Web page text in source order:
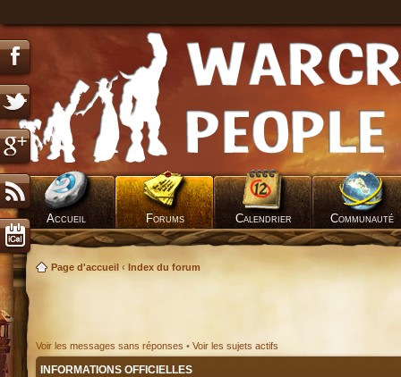
Accueil Forums Calendrier Communauté
Page d'accueil ‹ Index du forum
Voir les messages sans réponses • Voir les sujets actifs
INFORMATIONS OFFICIELLES